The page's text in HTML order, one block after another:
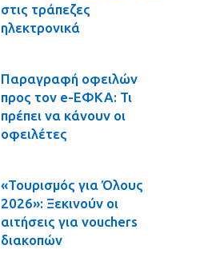
στις τράπεζες
ηλεκτρονικά
Παραγραφή οφειλών
προς τον e-ΕΦΚΑ: Τι
πρέπει να κάνουν οι
οφειλέτες
«Τουρισμός για Όλους
2026»: Ξεκινούν οι
αιτήσεις για vouchers
διακοπών